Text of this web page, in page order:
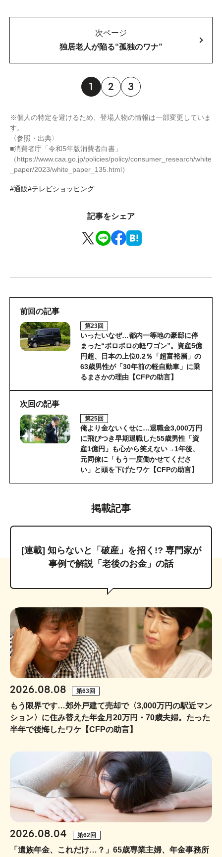
次ページ
独居老人が陥る“孤独のワナ”
1 2 3
※個人の特定を避けるため、登場人物の情報は一部変更していま
す。
〈参照・出典〉
■消費者庁「令和5年版消費者白書」
（https://www.caa.go.jp/policies/policy/consumer_research/white
_paper/2023/white_paper_135.html）
#通販#テレビショッピング
記事をシェア
前回の記事
第23回
いったいなぜ…都内一等地の豪邸に停
まった“ボロボロの軽ワゴン”。資産5億
円超、日本の上位0.2％「超富裕層」の
63歳男性が「30年前の軽自動車」に乗
るまさかの理由【CFPの助言】
次回の記事
第25回
俺より金ないくせに…退職金3,000万円
に飛びつき早期退職した55歳男性「資
産1億円」も心から笑えない→1年後、
元同僚に「もう一度働かせてくださ
い」と頭を下げたワケ【CFPの助言】
掲載記事
[連載] 知らないと「破産」を招く!? 専門家が
事例で解説「老後のお金」の話
2026.08.08 第63回
もう限界です…郊外戸建て売却で〈3,000万円の駅近マン
ション〉に住み替えた年金月20万円・70歳夫婦。たった
半年で後悔したワケ【CFPの助言】
2026.08.04 第62回
「遺族年金、これだけ…？」65歳専業主婦、年金事務所